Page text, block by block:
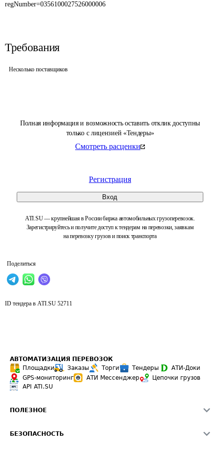
Полная информация и возможность оставить отклик доступны
только с лицензией «Тендеры»
Смотреть расценки
Регистрация
Вход
ATI.SU — крупнейшая в России биржа автомобильных грузоперевозок.
Зарегистрируйтесь и получите доступ к тендерам на перевозки, заявкам
на перевозку грузов и поиск транспорта
Поделиться
regNumber=0356100027526000006
Требования
Несколько поставщиков
ID тендера в ATI.SU 52711
АВТОМАТИЗАЦИЯ ПЕРЕВОЗОК
Площадки
Заказы Торги Тендеры
АТИ-Доки
GPS-мониторинг
АТИ Мессенджер
Цепочки грузов
API ATI.SU
ПОЛЕЗНОЕ
БЕЗОПАСНОСТЬ